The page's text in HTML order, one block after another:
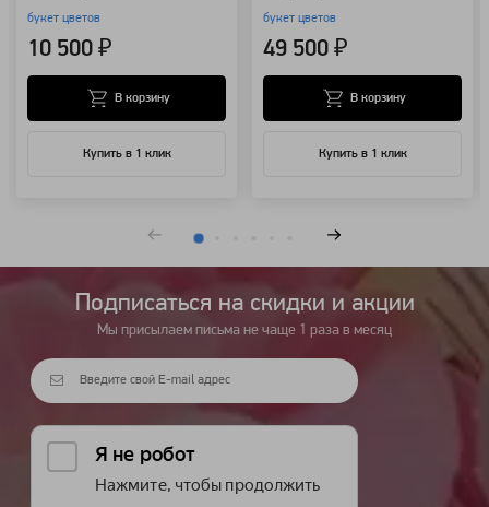
букет цветов
10 500 ₽
Купить в 1 клик
В корзину
букет цветов
49 500 ₽
Купить в 1 клик
В корзину
Подписаться на cкидки и акции
Мы присылаем письма не чаще 1 раза в месяц